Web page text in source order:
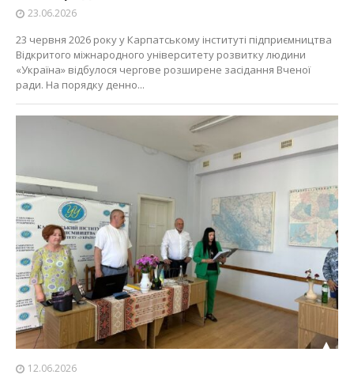
23.06.2026
23 червня 2026 року у Карпатському інституті підприємництва
Відкритого міжнародного університету розвитку людини
«Україна» відбулося чергове розширене засідання Вченої
ради. На порядку денно...
12.06.2026